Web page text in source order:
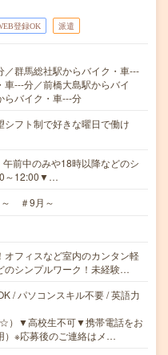
登録OK 派遣
群馬総社駅からバイク・車---
---分／前橋大島駅からバイ
らバイク・車---分
フト制で好きな曜日で働け
午前中のみや18時以降などのシ
～12:00▼…
～ ＃9月～
オフィスなど室内のカンタン軽
のシンプルワーク！未経験…
/ パソコンスキル不要 / 英語力
）▼高校生不可▼携帯電話をお
）※応募後のご連絡はメ…